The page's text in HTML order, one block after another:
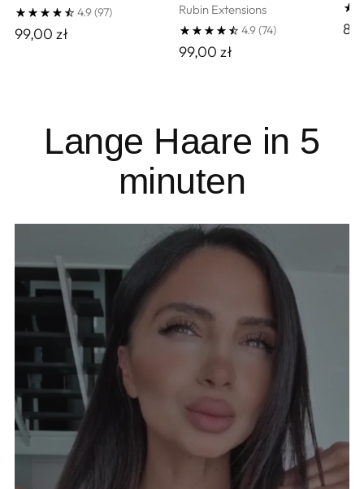
4.9(97)
99,00 zł
Rubin Extensions
4.9(74)
99,00 zł
Lange Haare in 5
minuten